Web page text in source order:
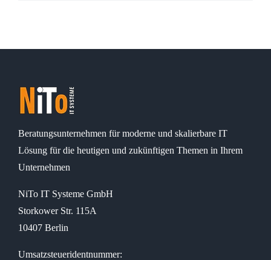
Beratungsunternehmen für moderne und skalierbare IT
Lösung für die heutigen und zukünftigen Themen in Ihrem
Unternehmen
NiTo IT Systeme GmbH
Storkower Str. 115A
10407 Berlin
Umsatzsteueridentnummer: